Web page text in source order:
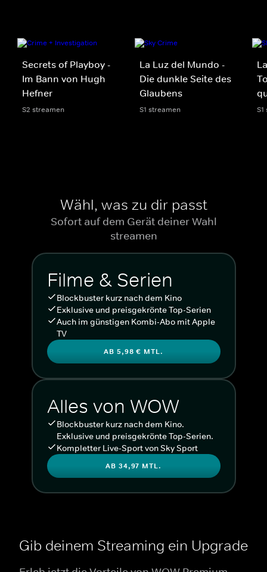
Secrets of Playboy -
Im Bann von Hugh
Hefner
S2 streamen
La Luz del Mundo -
Die dunkle Seite des
Glaubens
S1 streamen
Wähl, was zu dir passt
Sofort auf dem Gerät deiner Wahl
streamen
Filme & Serien
Blockbuster kurz nach dem Kino
Exklusive und preisgekrönte Top-Serien
Auch im günstigen Kombi-Abo mit Apple
TV
AB 5,98 € MTL.
Alles von WOW
Blockbuster kurz nach dem Kino.
Exklusive und preisgekrönte Top-Serien.
Kompletter Live-Sport von Sky Sport
AB 34,97 MTL.
Gib deinem Streaming ein Upgrade